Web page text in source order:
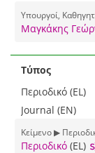
Υπουργοί,
Μαγκάκης
Τύπος
Περιοδικό (EL)
Journal (EN)
Κείμενο ▶
Περιοδικό (EL)